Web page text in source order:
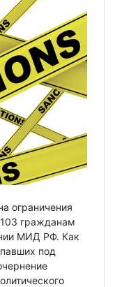
ограничения
гражданам
МИД РФ. Как
под